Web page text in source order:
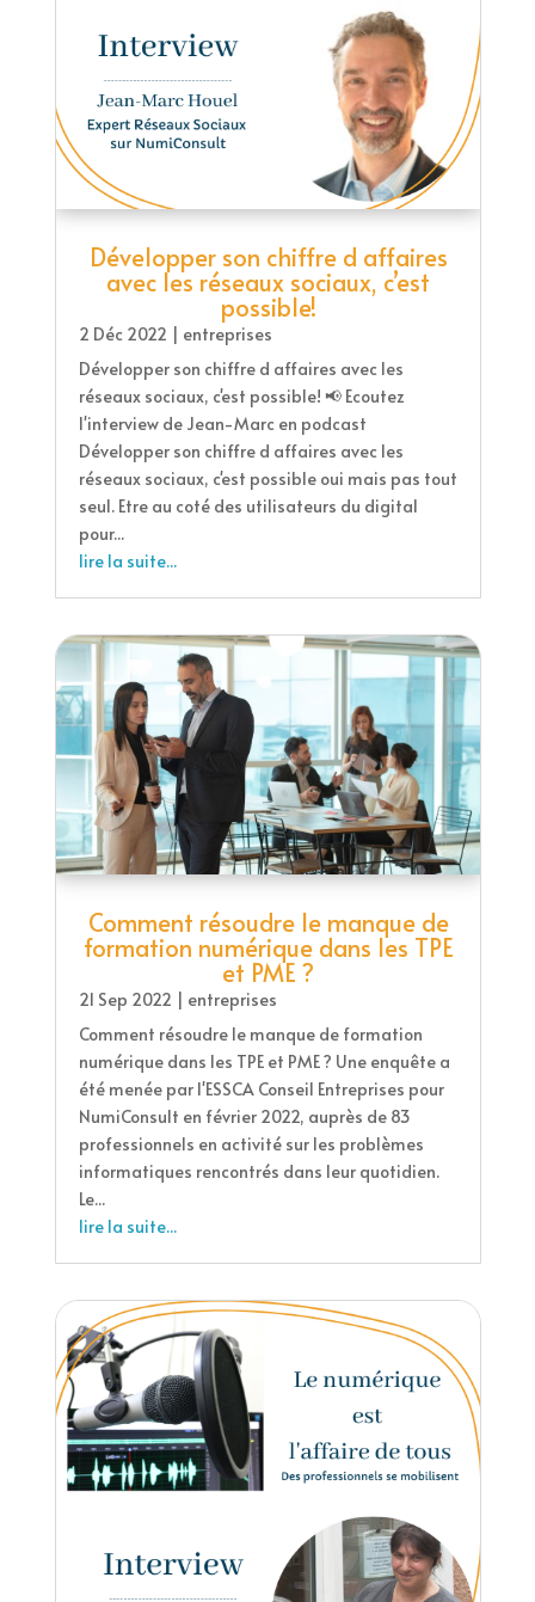
Développer son chiffre d affaires
avec les réseaux sociaux, c’est
possible!
2 Déc 2022 | entreprises
Développer son chiffre d affaires avec les
réseaux sociaux, c'est possible! 📢 Ecoutez
l'interview de Jean-Marc en podcast
Développer son chiffre d affaires avec les
réseaux sociaux, c'est possible oui mais pas tout
seul. Etre au coté des utilisateurs du digital
pour...
lire la suite...
Comment résoudre le manque de
formation numérique dans les TPE
et PME ?
21 Sep 2022 | entreprises
Comment résoudre le manque de formation
numérique dans les TPE et PME ? Une enquête a
été menée par l'ESSCA Conseil Entreprises pour
NumiConsult en février 2022, auprès de 83
professionnels en activité sur les problèmes
informatiques rencontrés dans leur quotidien.
Le...
lire la suite...